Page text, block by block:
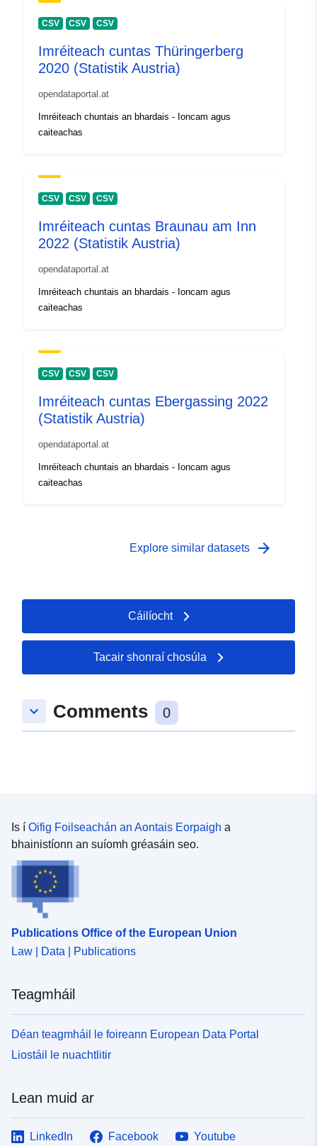
CSV CSV CSV
Imréiteach cuntas Thüringerberg
2020 (Statistik Austria)
opendataportal.at
Imréiteach chuntais an bhardais - Ioncam agus
caiteachas
CSV CSV CSV
Imréiteach cuntas Braunau am Inn
2022 (Statistik Austria)
opendataportal.at
Imréiteach chuntais an bhardais - Ioncam agus
caiteachas
CSV CSV CSV
Imréiteach cuntas Ebergassing 2022
(Statistik Austria)
opendataportal.at
Imréiteach chuntais an bhardais - Ioncam agus
caiteachas
Explore similar datasets arrow_forward
Cáilíocht
Tacair shonraí chosúla
keyboard_arrow_down Comments 0
Is í Oifig Foilseachán an Aontais Eorpaigh a
bhainistíonn an suíomh gréasáin seo.
Publications Office of the European Union
Law | Data | Publications
Teagmháil
Déan teagmháil le foireann European Data Portal
Liostáil le nuachtlitir
Lean muid ar
LinkedIn Facebook
Youtube